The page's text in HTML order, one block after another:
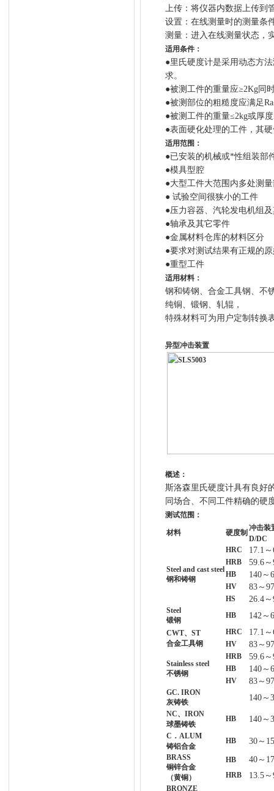
上传：将仪器内数据上传到
设置：在线测量时的测量条
测量：进入在线测量状态，
适用条件：
●里氏硬度计是采用动态方
求。
●被测工件的重量应≥2Kg 同
●被测部位的粗糙度应满足Ra
●被测工件的重量≤2kg或厚
●表面硬化处理的工件，其
适用范围：
●已安装的机械或*性组装部
●模具型腔
●大型工件大范围内多处测
● 试验空间很狭小的工件
●压力容器、汽轮发电机组
●轴承及其它零件
●金属材料仓库的材料区分
●要求对测试结果有正规的
●重型工件
适用材料：
钢和铸钢、合金工具钢、不
纯铜、锻钢、轧辊，
特殊材料可为用户定制转换
异型冲击装置
概述：
斯洛森里氏硬度计具有良好
同场合、不同工件精确的硬
测试范围：
材料 硬度制
冲击装
D/DC
Steel and cast steel
钢和铸钢
HRC 17.1 ～
HRB 59.6 ～
HB 140 ～
HV 83 ～
HS 26.4 ～
Steel
锻钢
HB 142 ～
CWT、 ST
合金工具钢
HRC 17.1 ～
HV 83 ～
Stainless steel
不锈钢
HRB 59.6 ～
HB 140 ～
HV 83 ～
GC. IRON
灰铸铁
140 ～
NC、 IRON
球墨铸铁
HB 140 ～
C ． ALUM
铸铝合金
HB 30 ～
BRASS
铜锌合金
（黄铜）
HB 40 ～
HRB 13.5 ～
BRONZE